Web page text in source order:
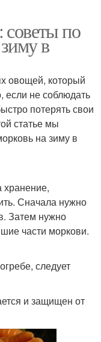
по
в
овощей, который
если не соблюдать
потерять свои
статье мы
на зиму в
хранение,
Сначала нужно
Затем нужно
части моркови.
следует
и защищен от